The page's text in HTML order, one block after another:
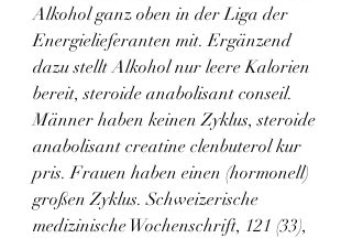
Alkohol ganz oben in der Liga der
Energielieferanten mit. Ergänzend
dazu stellt Alkohol nur leere Kalorien
bereit, steroide anabolisant conseil.
Männer haben keinen Zyklus, steroide
anabolisant creatine clenbuterol kur
pris. Frauen haben einen (hormonell)
großen Zyklus. Schweizerische
medizinische Wochenschrift, 121 (33),